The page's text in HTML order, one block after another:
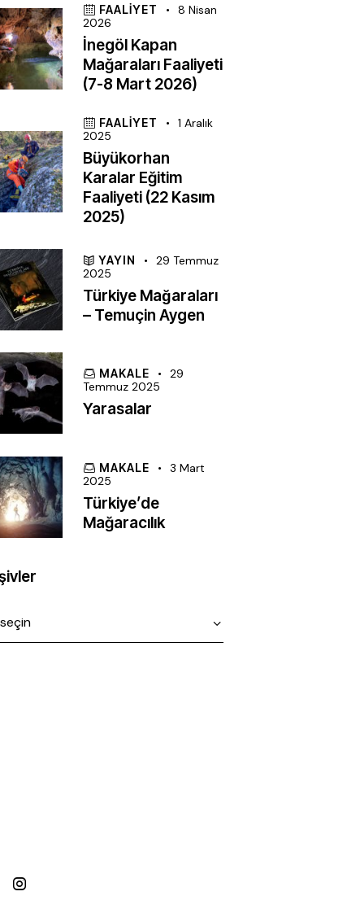
FAALIYET
8 Nisan
2026
İnegöl Kapan
Mağaraları Faaliyeti
(7-8 Mart 2026)
FAALIYET
1 Aralık
2025
Büyükorhan
Karalar Eğitim
Faaliyeti (22 Kasım
2025)
YAYIN
29 Temmuz
2025
Türkiye Mağaraları
– Temuçin Aygen
MAKALE
29
Temmuz 2025
Yarasalar
MAKALE
3 Mart
2025
Türkiye’de
Mağaracılık